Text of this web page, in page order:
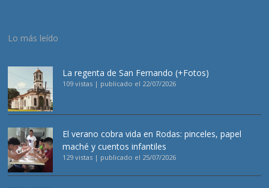
Lo más leído
La regenta de San Fernando (+Fotos)
109 vistas | publicado el 22/07/2026
El verano cobra vida en Rodas: pinceles, papel
maché y cuentos infantiles
129 vistas | publicado el 25/07/2026